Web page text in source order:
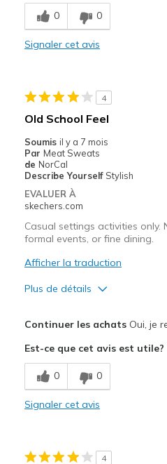
Inconfortable
Ne respire pas bien
Pour des occasions spéciales
Taille
Largeur
0 0
Signaler cet avis
4
Old School Feel
Soumis il y a 7 mois
Par Meat Sweats
de NorCal
Describe Yourself Stylish
EVALUER À
skechers.com
Casual settings activities only.
formal events, or fine dining.
Afficher la traduction
Plus de détails
Comfortable
Stylish
Continuer les achatsOui, je
Est-ce que cet avis est utile?
0 0
Signaler cet avis
4